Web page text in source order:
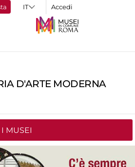
Accedi
D'ARTE MODERNA
I MUSEI